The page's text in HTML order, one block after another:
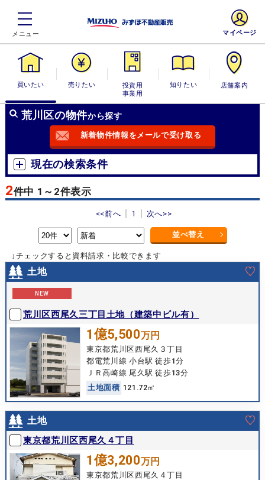
買いたい 売りたい
投資用・事業
用
知りたい 店舗案内
マイページ
荒川区の物件から探す
新着物件情報をメールで受け取る
現在の検索条件
2件中 1～2件表示
<<前へ 1 次へ>>
並べ替え
↓チェックすると資料請求・比較できます
土地
NEW
荒川区西尾久三丁目土地（建築中ビル有）
1億5,500万円
東京都荒川区西尾久３丁目
都電荒川線 小台駅 徒歩1分
ＪＲ高崎線 尾久駅 徒歩13分
土地面積 121.72㎡
土地
東京都荒川区西尾久４丁目
1億3,200万円
東京都荒川区西尾久４丁目